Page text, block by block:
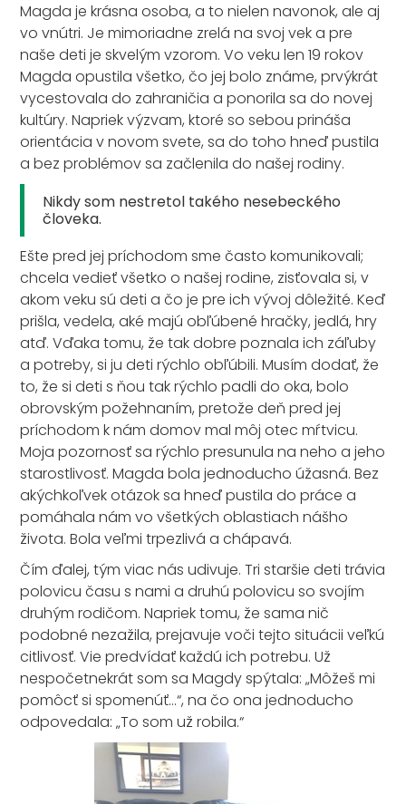
Magda je krásna osoba, a to nielen navonok, ale aj
vo vnútri. Je mimoriadne zrelá na svoj vek a pre
naše deti je skvelým vzorom. Vo veku len 19 rokov
Magda opustila všetko, čo jej bolo známe, prvýkrát
vycestovala do zahraničia a ponorila sa do novej
kultúry. Napriek výzvam, ktoré so sebou prináša
orientácia v novom svete, sa do toho hneď pustila
a bez problémov sa začlenila do našej rodiny.
Nikdy som nestretol takého nesebeckého
človeka.
Ešte pred jej príchodom sme často komunikovali;
chcela vedieť všetko o našej rodine, zisťovala si, v
akom veku sú deti a čo je pre ich vývoj dôležité. Keď
prišla, vedela, aké majú obľúbené hračky, jedlá, hry
atď. Vďaka tomu, že tak dobre poznala ich záľuby
a potreby, si ju deti rýchlo obľúbili. Musím dodať, že
to, že si deti s ňou tak rýchlo padli do oka, bolo
obrovským požehnaním, pretože deň pred jej
príchodom k nám domov mal môj otec mŕtvicu.
Moja pozornosť sa rýchlo presunula na neho a jeho
starostlivosť. Magda bola jednoducho úžasná. Bez
akýchkoľvek otázok sa hneď pustila do práce a
pomáhala nám vo všetkých oblastiach nášho
života. Bola veľmi trpezlivá a chápavá.
Čím ďalej, tým viac nás udivuje. Tri staršie deti trávia
polovicu času s nami a druhú polovicu so svojím
druhým rodičom. Napriek tomu, že sama nič
podobné nezažila, prejavuje voči tejto situácii veľkú
citlivosť. Vie predvídať každú ich potrebu. Už
nespočetnekrát som sa Magdy spýtala: „Môžeš mi
pomôcť si spomenúť...“, na čo ona jednoducho
odpovedala: „To som už robila.“